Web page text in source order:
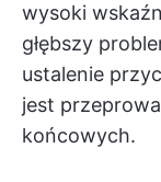
wysoki
głębszy
ustalenie
jest
końcowych.